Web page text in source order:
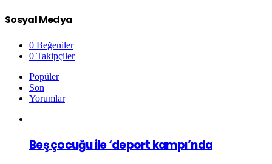
Sosyal Medya
0 Beğeniler
0 Takipçiler
Popüler
Son
Yorumlar
Beş çocuğu ile ‘deport kampı’nda